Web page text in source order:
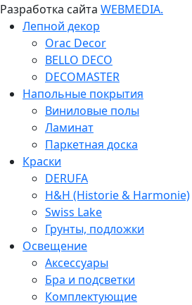
Разработка сайта WEBMEDIA.
Лепной декор
Orac Decor
BELLO DECO
DECOMASTER
Напольные покрытия
Виниловые полы
Ламинат
Паркетная доска
Краски
DERUFA
H&H (Historie & Harmonie)
Swiss Lake
Грунты, подложки
Освещение
Аксессуары
Бра и подсветки
Комплектующие